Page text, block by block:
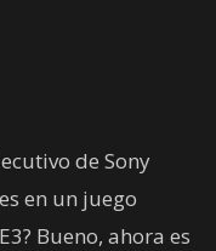
de Sony
en un juego
Bueno, ahora es